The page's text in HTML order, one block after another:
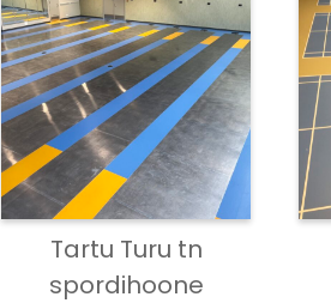
Tartu Turu tn
spordihoone